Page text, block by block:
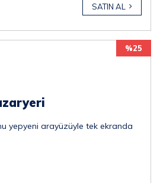
SATIN AL
yepyeni arayüzüyle tek ekranda
%25